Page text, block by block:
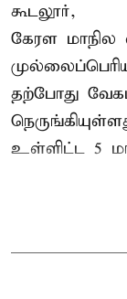
கூடலூர்,
கேரள
தற்போது
உள்ளிட்ட 5